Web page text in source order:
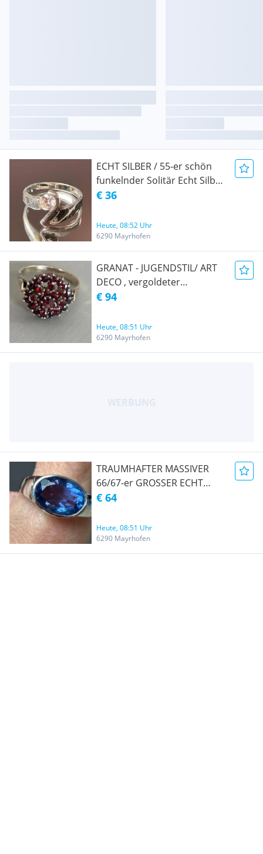
ECHT SILBER / 55-er schön
funkelnder Solitär Echt Silber
Ring mit Stein
€ 36
Heute, 08:52 Uhr
6290 Mayrhofen
GRANAT - JUGENDSTIL/ ART
DECO , vergoldeter
atemberaubender 54-er 900-
GRANATEN
€ 94
Heute, 08:51 Uhr
6290 Mayrhofen
TRAUMHAFTER MASSIVER
66/67-er GROSSER ECHT
SILBERRING MIT BLAUEM
€ 64
Heute, 08:51 Uhr
6290 Mayrhofen